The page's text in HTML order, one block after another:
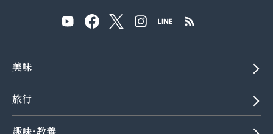
美味
旅行
趣味･教養